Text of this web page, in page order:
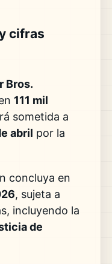
cifras
Bros.
111 mil
sometida a
abril por la
concluya en
, sujeta a
incluyendo la
de